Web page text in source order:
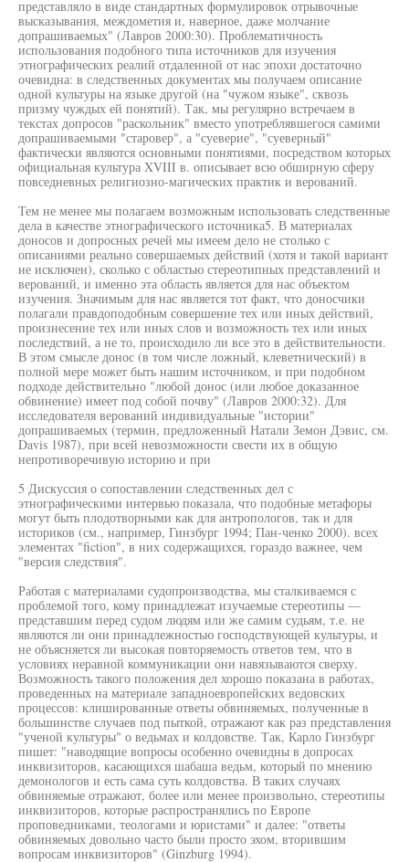
представляло в виде стандартных формулировок отрывочные
высказывания, междометия и, наверное, даже молчание
допрашиваемых" (Лавров 2000:30). Проблематичность
использования подобного типа источников для изучения
этнографических реалий отдаленной от нас эпохи достаточно
очевидна: в следственных документах мы получаем описание
одной культуры на языке другой (на "чужом языке", сквозь
призму чуждых ей понятий). Так, мы регулярно встречаем в
текстах допросов "раскольник" вместо употреблявшегося самими
допрашиваемыми "старовер", а "суеверие", "суеверный"
фактически являются основными понятиями, посредством которых
официальная культура XVIII в. описывает всю обширную сферу
повседневных религиозно-магических практик и верований.
Тем не менее мы полагаем возможным использовать следственные
дела в качестве этнографического источника5. В материалах
доносов и допросных речей мы имеем дело не столько с
описаниями реально совершаемых действий (хотя и такой вариант
не исключен), сколько с областью стереотипных представлений и
верований, и именно эта область является для нас объектом
изучения. Значимым для нас является тот факт, что доносчики
полагали правдоподобным совершение тех или иных действий,
произнесение тех или иных слов и возможность тех или иных
последствий, а не то, происходило ли все это в действительности.
В этом смысле донос (в том числе ложный, клеветнический) в
полной мере может быть нашим источником, и при подобном
подходе действительно "любой донос (или любое доказанное
обвинение) имеет под собой почву" (Лавров 2000:32). Для
исследователя верований индивидуальные "истории"
допрашиваемых (термин, предложенный Натали Земон Дэвис, см.
Davis 1987), при всей невозможности свести их в общую
непротиворечивую историю и при
5 Дискуссия о сопоставлении следственных дел с
этнографическими интервью показала, что подобные метафоры
могут быть плодотворными как для антропологов, так и для
историков (см., например, Гинзбург 1994; Пан-ченко 2000). всех
элементах "fiction", в них содержащихся, гораздо важнее, чем
"версия следствия".
Работая с материалами судопроизводства, мы сталкиваемся с
проблемой того, кому принадлежат изучаемые стереотипы —
представшим перед судом людям или же самим судьям, т.е. не
являются ли они принадлежностью господствующей культуры, и
не объясняется ли высокая повторяемость ответов тем, что в
условиях неравной коммуникации они навязываются сверху.
Возможность такого положения дел хорошо показана в работах,
проведенных на материале западноевропейских ведовских
процессов: клишированные ответы обвиняемых, полученные в
большинстве случаев под пыткой, отражают как раз представления
"ученой культуры" о ведьмах и колдовстве. Так, Карло Гинзбург
пишет: "наводящие вопросы особенно очевидны в допросах
инквизиторов, касающихся шабаша ведьм, который по мнению
демонологов и есть сама суть колдовства. В таких случаях
обвиняемые отражают, более или менее произвольно, стереотипы
инквизиторов, которые распространялись по Европе
проповедниками, теологами и юристами" и далее: "ответы
обвиняемых довольно часто были просто эхом, вторившим
вопросам инквизиторов" (Ginzburg 1994).